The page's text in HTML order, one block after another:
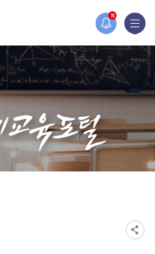
N
니다.
가 새롭게 개설되었습니다.